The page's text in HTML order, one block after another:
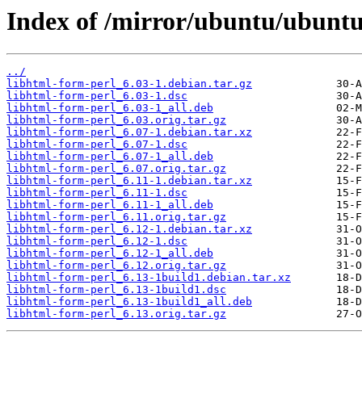
Index of /mirror/ubuntu/
../
libhtml-form-perl_6.03-1.debian.tar.gz
libhtml-form-perl_6.03-1.dsc
libhtml-form-perl_6.03-1_all.deb
libhtml-form-perl_6.03.orig.tar.gz
libhtml-form-perl_6.07-1.debian.tar.xz
libhtml-form-perl_6.07-1.dsc
libhtml-form-perl_6.07-1_all.deb
libhtml-form-perl_6.07.orig.tar.gz
libhtml-form-perl_6.11-1.debian.tar.xz
libhtml-form-perl_6.11-1.dsc
libhtml-form-perl_6.11-1_all.deb
libhtml-form-perl_6.11.orig.tar.gz
libhtml-form-perl_6.12-1.debian.tar.xz
libhtml-form-perl_6.12-1.dsc
libhtml-form-perl_6.12-1_all.deb
libhtml-form-perl_6.12.orig.tar.gz
libhtml-form-perl_6.13-1build1.debian.tar.xz
libhtml-form-perl_6.13-1build1.dsc
libhtml-form-perl_6.13-1build1_all.deb
libhtml-form-perl_6.13.orig.tar.gz